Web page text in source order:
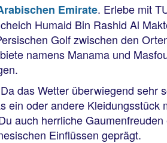
Emirate. Erlebe mit
Humaid Bin Rashid Al
Golf zwischen den
namens Manama und
das Wetter überwiegend sehr
ein oder andere
auch herrliche
Einflüssen geprägt.